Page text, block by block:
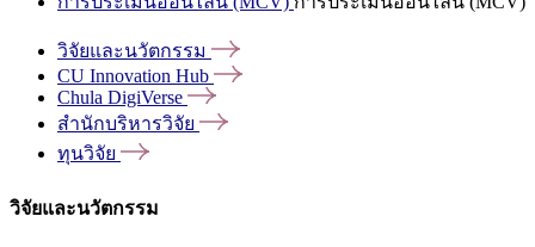
วิจัยและนวัตกรรม
CU Innovation Hub
Chula DigiVerse
สำนักบริหารวิจัย
ทุนวิจัย
วิจัยและนวัตกรรม